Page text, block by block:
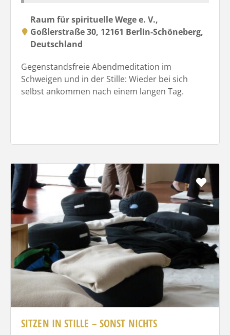
Raum für spirituelle Wege e. V.,
Goßlerstraße 30, 12161 Berlin-Schöneberg,
Deutschland
Gegenstandsfreie Abendmeditation im
Schweigen und in der Stille: Wieder bei sich
selbst ankommen nach einem langen Tag.
SITZEN IN STILLE – SONST NICHTS